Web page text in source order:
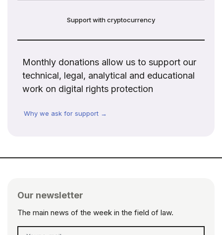
Support with cryptocurrency
Monthly donations allow us to support our
technical, legal, analytical and educational
work on digital rights protection
Why we ask for support →
Our newsletter
The main news of the week in the field of law.